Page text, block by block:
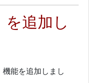
を追加し
能を追加しまし